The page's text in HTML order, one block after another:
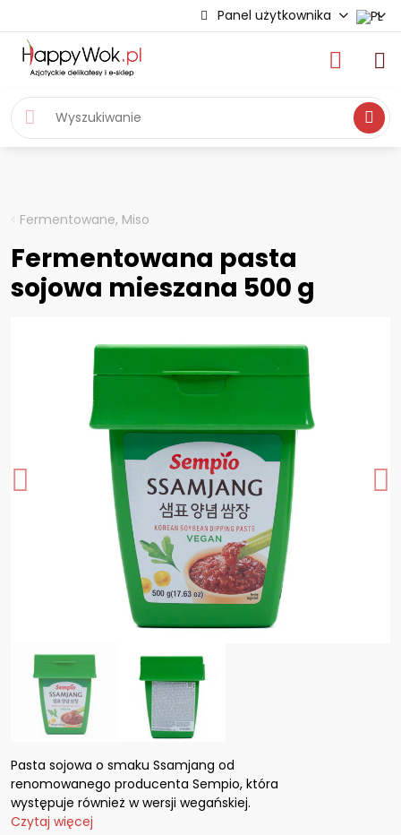
Panel użytkownika
Fermentowane, Miso
Fermentowana pasta
sojowa mieszana 500 g
Pasta sojowa o smaku Ssamjang od
renomowanego producenta Sempio, która
występuje również w wersji wegańskiej.
Czytaj więcej